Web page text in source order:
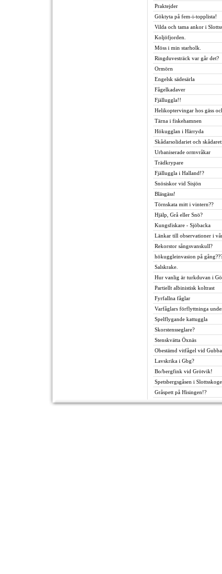
Praktejder
Göktyta på fem-i-topplista!
Vilda och tama ankor i
Koljöfjorden.
Möss i min starholk.
Ringduvesträck var går det?
Ormörn
Engelsk sädesärla
Fågelkadaver
Fjälluggla!!
Helikoptervingar hos gäss
Tärna i fiskehamnen
Hökugglan i Härryda
Skådarsolidariet och
Urbaniserade ormvråkar
Trädkrypare
Fjälluggla i Halland!?
Snösiskor vid Sisjön
Bläsgäss!
Törnskata mitt i vintern??
Hjälp, Grå eller Snö?
Kungsfiskare - Sjöbacka
Länkar till observationer i
Rekorstor sångsvanskull?
hökuggleinvasion på
Salskrake.
Hur vanlig är turkduvan i
Partiellt albinistisk koltrast
Fyrfallna fåglar
Varfåglars förflyttninga
Spelflygande kattuggla
Skorstensseglare?
Stenskvätta Öxnäs
Obestämd vitfågel vid
Lavskrika i Gbg?
Bo/bergfink vid Grötvik!
Spetsbergsgåsen i
Gråspett på Hisingen!?